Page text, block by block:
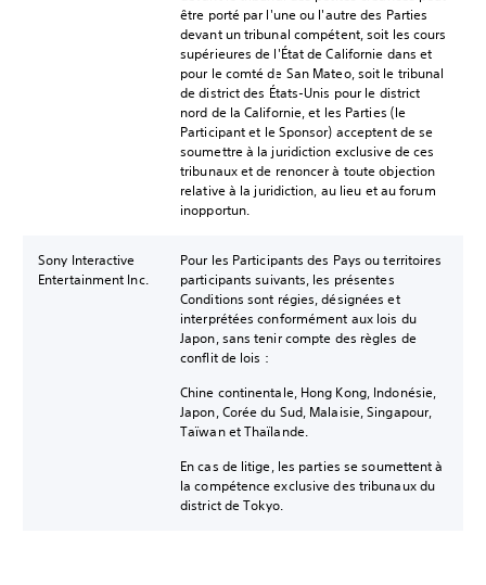
être porté par l'une ou l'autre des Parties
devant un tribunal compétent, soit les cours
supérieures de l'État de Californie dans et
pour le comté de San Mateo, soit le tribunal
de district des États-Unis pour le district
nord de la Californie, et les Parties (le
Participant et le Sponsor) acceptent de se
soumettre à la juridiction exclusive de ces
tribunaux et de renoncer à toute objection
relative à la juridiction, au lieu et au forum
inopportun.
Sony Interactive
Entertainment Inc.
Pour les Participants des Pays ou territoires
participants suivants, les présentes
Conditions sont régies, désignées et
interprétées conformément aux lois du
Japon, sans tenir compte des règles de
conflit de lois :
Chine continentale, Hong Kong, Indonésie,
Japon, Corée du Sud, Malaisie, Singapour,
Taïwan et Thaïlande.
En cas de litige, les parties se soumettent à
la compétence exclusive des tribunaux du
district de Tokyo.